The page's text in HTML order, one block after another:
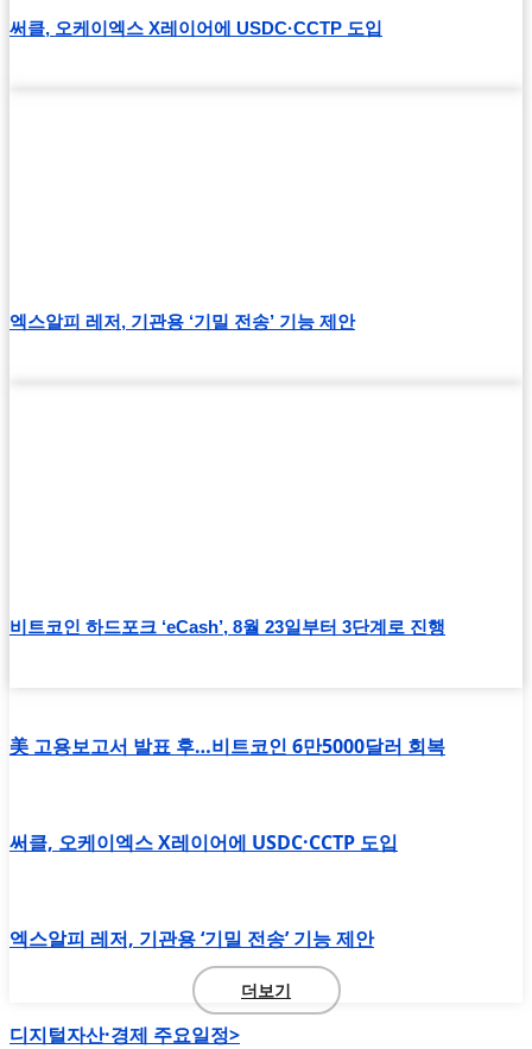
써클, 오케이엑스 X레이어에 USDC·CCTP 도입
엑스알피 레저, 기관용 ‘기밀 전송’ 기능 제안
비트코인 하드포크 ‘eCash’, 8월 23일부터 3단계로 진행
美 고용보고서 발표 후…비트코인 6만5000달러 회복
써클, 오케이엑스 X레이어에 USDC·CCTP 도입
엑스알피 레저, 기관용 ‘기밀 전송’ 기능 제안
더보기
디지털자산·경제 주요일정>